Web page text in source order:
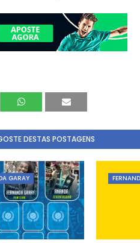
DESTAS POSTAGENS
GARAY